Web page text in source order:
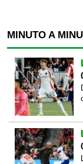
MINUTO A